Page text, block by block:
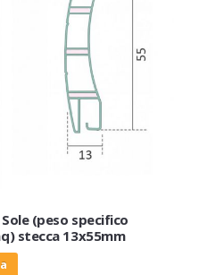
(peso specifico
stecca 13x55mm